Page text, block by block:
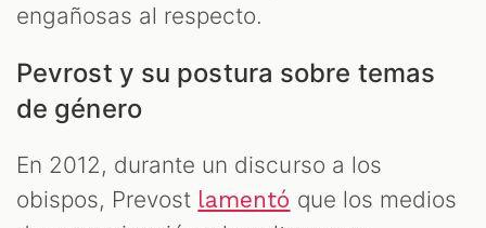
engañosas al respecto.
Pevrost y su postura sobre temas
de género
En 2012, durante un discurso a los
obispos, Prevost lamentó que los medios